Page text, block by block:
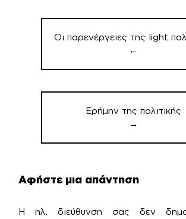
Πλοήγηση
άρθρων
Οι παρενέργειες της light
←
Ερήμην της πολιτικής
→
Αφήστε μια απάντηση
Η ηλ. διεύθυνση σας δεν